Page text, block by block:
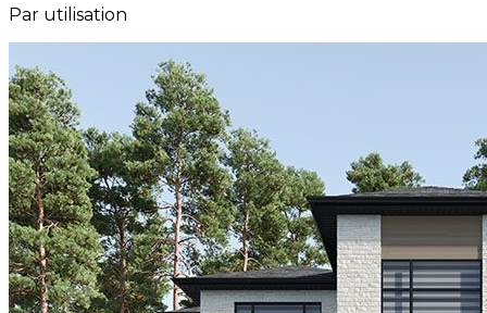
Par utilisation